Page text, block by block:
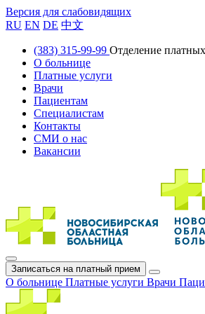
Версия для слабовидящих
RU EN DE 中文
(383) 315-99-99 Отделение
О больнице
Платные услуги
Врачи
Пациентам
Специалистам
Контакты
СМИ о нас
Вакансии
Записаться на платный прием
О больнице Платные услуги Врачи